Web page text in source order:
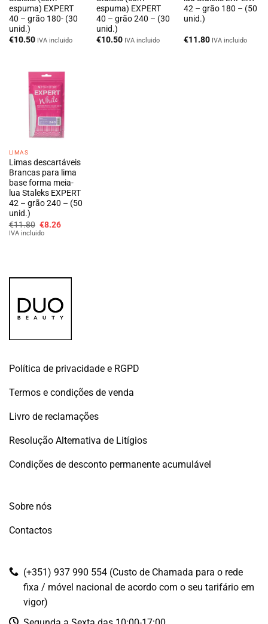
espuma) EXPERT
40 – grão 180- (30
unid.)
€10.50 IVA incluido
espuma) EXPERT
40 – grão 240 – (30
unid.)
€10.50 IVA incluido
42 – grão 180 – (50
unid.)
€11.80 IVA incluido
LIMAS
Limas descartáveis
Brancas para lima
base forma meia-
lua Staleks EXPERT
42 – grão 240 – (50
unid.)
€11.80 O
preço
€8.26O
IVA incluido
Política de privacidade e RGPD
Termos e condições de venda
Livro de reclamações
Resolução Alternativa de Litígios
Condições de desconto permanente acumulável
Sobre nós
Contactos
(+351) 937 990 554 (Custo de Chamada para o rede
fixa / móvel nacional de acordo com o seu tarifário em
vigor)